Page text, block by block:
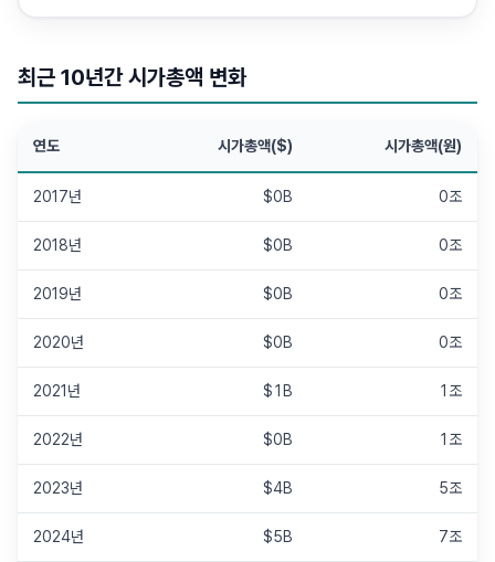
최근 10년간 시가총액 변화
연도 시가총액($) 시가총액(원)
2017년 $0B 0조
2018년 $0B 0조
2019년 $0B 0조
2020년 $0B 0조
2021년 $1B 1조
2022년 $0B 1조
2023년 $4B 5조
2024년 $5B 7조